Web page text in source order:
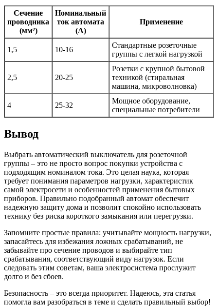
Сечение
проводника
(мм²)
Номинальный
ток автомата
(А)
Применение
1,5 10-16
Стандартные розеточные
группы с легкой нагрузкой
2,5 20-25
Розетки с крупной бытовой
техникой (стиральная
машина, микроволновка)
4 25-32
Мощное оборудование,
специальные потребители
Вывод
Выбрать автоматический выключатель для розеточной
группы – это не просто вопрос покупки устройства с
подходящим номиналом тока. Это целая наука, которая
требует понимания параметров нагрузки, характеристик
самой электросети и особенностей применения бытовых
приборов. Правильно подобранный автомат обеспечит
надежную защиту дома и позволит спокойно использовать
технику без риска короткого замыкания или перегрузки.
Запомните простые правила: учитывайте мощность нагрузки,
запасайтесь для избежания ложных срабатываний, не
забывайте про сечение проводов и выбирайте тип
срабатывания, соответствующий виду нагрузок. Если
следовать этим советам, ваша электросистема прослужит
долго и без сбоев.
Безопасность – это всегда приоритет. Надеюсь, эта статья
помогла вам разобраться в теме и сделать правильный выбор!